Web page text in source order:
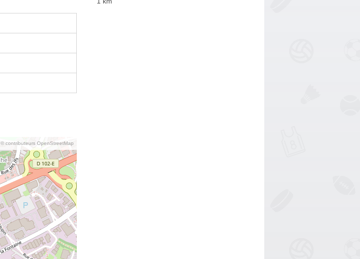
© contributeurs OpenStreetMap